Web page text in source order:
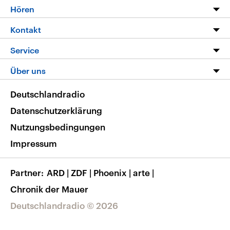
Programm
Die Nachrichten
Nachrichtenleicht
Neue Beiträge auf dlf.de
Hören
Livestream
Podcasts
Deutschlandfunk App
Nachrichten App
Frequenzen
Kontakt
Hörerservice
Service
FAQ
Veranstaltungen
Musikliste
RSS
Über uns
Barrierefreiheit
Deutschlandradio © 2026
Deutschlandradio
Datenschutzerklärung
Nutzungsbedingungen
Impressum
Partner ARD | ZDF | Phoenix | arte |
Chronik der Mauer